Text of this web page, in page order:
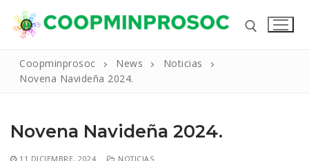
contenido
Buscar:
Coopminprosoc News
Noticias
Novena Navideña 2024.
Novena Navideña 2024.
11 DICIEMBRE, 2024 NOTICIAS